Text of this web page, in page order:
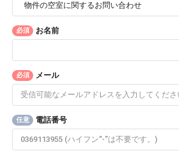
必須 お名前
必須 メール
任意 電話番号